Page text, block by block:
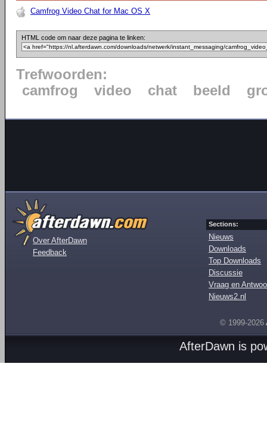
Camfrog Video Chat for Mac OS X
HTML code om naar deze pagina te linken:
Trefwoorden:
camfrog
video chat beeld
Over AfterDawn
Feedback
Sections:
Nieuws
Downloads
Top Downloads
Discussie
Vraag en
Nieuws2.nl
© 1999-2026
AfterDawn is